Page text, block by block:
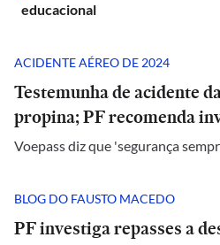
educacional
ACIDENTE AÉREO DE 2024
Testemunha de acidente
propina; PF recomenda
Voepass diz que 'segurança
BLOG DO FAUSTO MACEDO
PF investiga repasses a